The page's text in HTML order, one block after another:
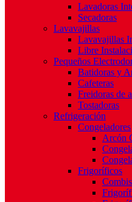
Lavadoras
Secadoras
Lavavajillas
Lavavajillas
Libre
Pequeños
Batidoras y
Cafeteras
Freidoras de
Tostadoras
Refrigeración
Congeladores
Arcón
Frigoríficos
Combis